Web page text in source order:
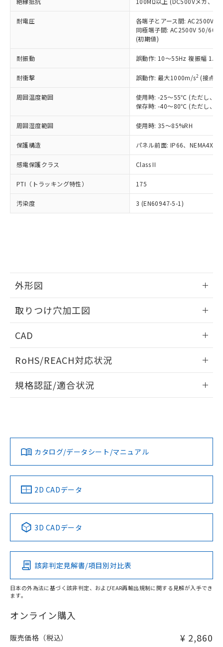
耐電圧
各端子とアース間: AC2500V
同極端子間: AC2500V 50/
(初期値)
耐振動 誤動作: 10～55Hz 複振幅
耐衝撃 誤動作: 最大1000m/s2 (接点
周囲温度範囲
使用時: -25～55℃ (ただし、氷
保存時: -40～80℃ (ただし、氷
周囲湿度範囲 使用時: 35～85%RH
保護構造 パネル前面: IP66、NEMA4X,
感電保護クラス Class II
PTI（トラッキング特性） 175
汚染度 3 (EN60947-5-1)
外形図
取りつけ穴加工図
CAD
ドすることができます。
ログイン/会員登録
ダウンロードデータをご利用いただく前に、以下を必ずお読
みください。
ソフトウェアの使用条件
RoHS/REACH対応状況
EU RoHS 注意事項・凡例
対応済み
中国 RoHS 注意事項・凡例
Pb Hg Cd Cr(VI)
O
在庫等で未対応品が混在する可能性があります。
問い合わせください。
規格認証/適合状況
LR型式承認
（イギリス
船舶規格）
DNV型式承認
（ノルウェー
BV型式承認
（フランス
KR型式
（韓国
No No No No
この製品の規格認証/適合状況ページへ
その他の認証はこちらのページからご検索ください
カタログ/データシート/マニュアル
2D CADデータ
3D CADデータ
該非判定見解書/項目別対比表
日本の外為法に基づく該非判定、およびEAR再輸出規制に関する見解が入手でき
ます。
オンライン購入
販売価格（税込） ¥ 2,860
準価格とは異なる場合があることをご
正式な納期状況および標準価格はお客
様のお取引先、またはお客様担当のオ
オムロン制御機器販売店や当社販売拠
販売ネットワーク
」をご確認
在庫状況および標準価格結果を当社の
事前の承諾なく第三者に漏洩または開
示しないようお願いします。
マイパーツ機能（部品リスト作成サー
ビス）をご利用いただくには、I-Web
メンバーズにご登録されている必要が
あります。
登録された部品リストについて、当社
および当社の共同利用者が、当社の製
品・サービスに関するお客様との取
指します。
六価クロム(Cr(Ⅵ)) 1000ppm以下、ポリ臭化ビフェニル
(PBDE) 1000ppm以下、フタル酸ビス(2-エチルヘキシ
ル) (DEHP)(別名：DOP) 1000ppm以下、フタル酸ブチ
ルベンジル（BBP） 1000ppm以下、フタル酸ジブチル
（DBP） 1000ppm以下、フタル酸ジイソブチル
但し、RoHS指令で産業用監視および制御機器に対する
フタル酸エステル類の４物質については閾値を超える意
図的な使用がないことを確認しています。
部品在庫の切り替え状況などにより、予定
月が前後することがあります。
※3 非含有証明書ダウンロード
下記の非含有証明書をダウンロードするこ
とができます。
また、RoHS指令のフタル酸エステル類４
物質の対応では、対応完了までの期間は出
荷製品に未対応品が混在することから備考
欄に対応日を記載しておりました。
す。
Cr(Ⅵ)(六価クロム) : 1000ppm、 PBBs(ポリ臭化ビフェ
ニル類) : 1000ppm、 PBDEs(ポリ臭化ジフェニルエーテ
DBP(フタル酸ジブチル) : 1000ppm、 DIBP(フタル酸ジ
DEHP(フタル酸ビス(2-エチルヘキシル)) : 1000ppm
「ｅ」：有害物質（10物質）のすべてが基
準値以下であることを示します。
「10」：通常の使用状況下において有害物
質が外部に漏えいし、環境に深刻な影響を
及ぼさない年数を意味します。
「－」：未確認です。当社販売部門へお問
可)を取得するなどの必要な手続きを
当社は規制貨物を破棄する場合は、完
全に破砕するなど、違法に輸出されな
いよう必要な手段を講じます。
当社は貴社製品を、核兵器、ミサイ
ル、化学兵器、生物兵器またはその他
武器並びにこれらの製造装置等に一切
当社は、貴社製品を第三者に販売する
場合は、上記1、2および3の内容を当
該第三者に通知します。また当社は、
販売先および販売に係わる関係者が違
法に輸出するおそれがある場合は、取
り引きをいたしません。
一定数以上の在庫あり
一定数には満たないが在庫あり
いては、お客様のお取引先、ま
たはお客様担当のオムロン制御
機器販売店・当社販売員にご確
受注生産機種、また在庫状況の
情報を公開していない機種